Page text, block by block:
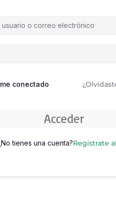
conectado
Acceder
tienes una cuenta?Regístrate